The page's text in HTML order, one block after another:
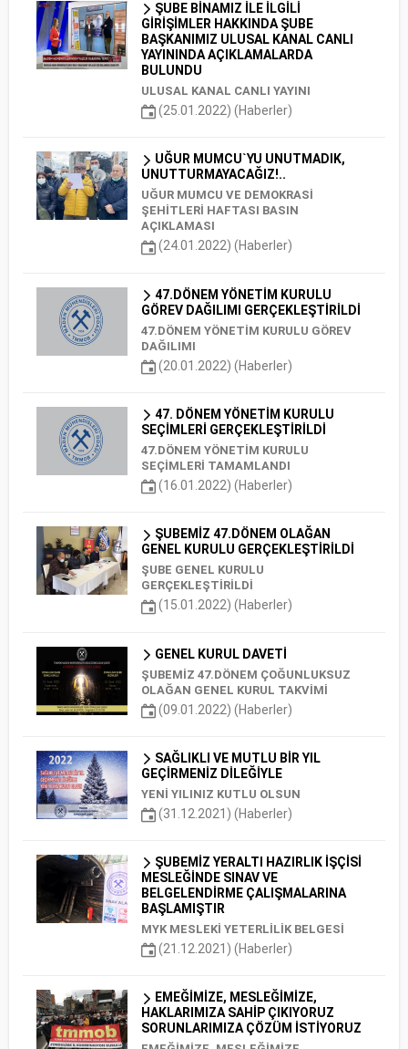
ŞUBE BİNAMIZ İLE İLGİLİ
GİRİŞİMLER HAKKINDA ŞUBE
BAŞKANIMIZ ULUSAL KANAL CANLI
YAYININDA AÇIKLAMALARDA
BULUNDU
ULUSAL KANAL CANLI YAYINI
(25.01.2022) (Haberler)
UĞUR MUMCU`YU UNUTMADIK,
UNUTTURMAYACAĞIZ!..
UĞUR MUMCU VE DEMOKRASİ
ŞEHİTLERİ HAFTASI BASIN
AÇIKLAMASI
(24.01.2022) (Haberler)
47.DÖNEM YÖNETİM KURULU
GÖREV DAĞILIMI GERÇEKLEŞTİRİLDİ
47.DÖNEM YÖNETİM KURULU GÖREV
DAĞILIMI
(20.01.2022) (Haberler)
47. DÖNEM YÖNETİM KURULU
SEÇİMLERİ GERÇEKLEŞTİRİLDİ
47.DÖNEM YÖNETİM KURULU
SEÇİMLERİ TAMAMLANDI
(16.01.2022) (Haberler)
ŞUBEMİZ 47.DÖNEM OLAĞAN
GENEL KURULU GERÇEKLEŞTİRİLDİ
ŞUBE GENEL KURULU
GERÇEKLEŞTİRİLDİ
(15.01.2022) (Haberler)
GENEL KURUL DAVETİ
ŞUBEMİZ 47.DÖNEM ÇOĞUNLUKSUZ
OLAĞAN GENEL KURUL TAKVİMİ
(09.01.2022) (Haberler)
SAĞLIKLI VE MUTLU BİR YIL
GEÇİRMENİZ DİLEĞİYLE
YENİ YILINIZ KUTLU OLSUN
(31.12.2021) (Haberler)
ŞUBEMİZ YERALTI HAZIRLIK İŞÇİSİ
MESLEĞİNDE SINAV VE
BELGELENDİRME ÇALIŞMALARINA
BAŞLAMIŞTIR
MYK MESLEKİ YETERLİLİK BELGESİ
(21.12.2021) (Haberler)
EMEĞİMİZE, MESLEĞİMİZE,
HAKLARIMIZA SAHİP ÇIKIYORUZ
SORUNLARIMIZA ÇÖZÜM İSTİYORUZ